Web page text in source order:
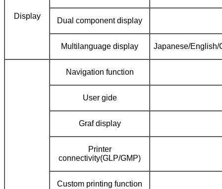
Display
Dual component display
Multilanguage display Japanese/English/
Navigation function
User gide
Graf display
Printer
connectivity(GLP/GMP)
Custom printing function